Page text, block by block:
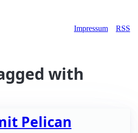
Impressum RSS
with
Pelican